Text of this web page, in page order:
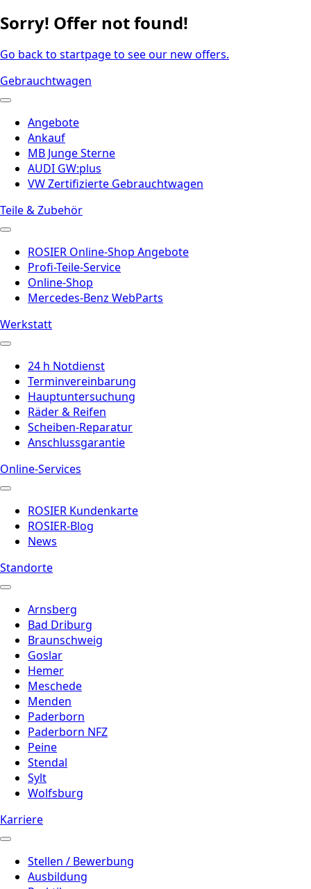
Sorry! Offer not found!
Go back to startpage to see our new offers.
Gebrauchtwagen
Angebote
Ankauf
MB Junge Sterne
AUDI GW:plus
VW Zertifizierte Gebrauchtwagen
Teile & Zubehör
ROSIER Online-Shop Angebote
Profi-Teile-Service
Online-Shop
Mercedes-Benz WebParts
Werkstatt
24 h Notdienst
Terminvereinbarung
Hauptuntersuchung
Räder & Reifen
Scheiben-Reparatur
Anschlussgarantie
Online-Services
ROSIER Kundenkarte
ROSIER-Blog
News
Standorte
Arnsberg
Bad Driburg
Braunschweig
Goslar
Hemer
Meschede
Menden
Paderborn
Paderborn NFZ
Peine
Stendal
Sylt
Wolfsburg
Karriere
Stellen / Bewerbung
Ausbildung